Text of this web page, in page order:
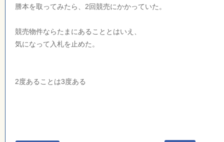
謄本を取ってみたら、2回競売にかかっていた。
競売物件ならたまにあることとはいえ、
気になって入札を止めた。
2度あることは3度ある